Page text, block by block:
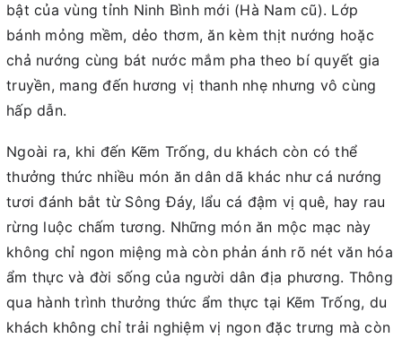
bật của vùng tỉnh Ninh Bình mới (Hà Nam cũ). Lớp
bánh mỏng mềm, dẻo thơm, ăn kèm thịt nướng hoặc
chả nướng cùng bát nước mắm pha theo bí quyết gia
truyền, mang đến hương vị thanh nhẹ nhưng vô cùng
hấp dẫn.
Ngoài ra, khi đến Kẽm Trống, du khách còn có thể
thưởng thức nhiều món ăn dân dã khác như cá nướng
tươi đánh bắt từ Sông Đáy, lẩu cá đậm vị quê, hay rau
rừng luộc chấm tương. Những món ăn mộc mạc này
không chỉ ngon miệng mà còn phản ánh rõ nét văn hóa
ẩm thực và đời sống của người dân địa phương. Thông
qua hành trình thưởng thức ẩm thực tại Kẽm Trống, du
khách không chỉ trải nghiệm vị ngon đặc trưng mà còn